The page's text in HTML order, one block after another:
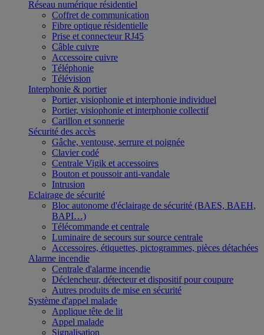
Réseau numérique résidentiel
Coffret de communication
Fibre optique résidentielle
Prise et connecteur RJ45
Câble cuivre
Accessoire cuivre
Téléphonie
Télévision
Interphonie & portier
Portier, visiophonie et interphonie individuel
Portier, visiophonie et interphonie collectif
Carillon et sonnerie
Sécurité des accès
Gâche, ventouse, serrure et poignée
Clavier codé
Centrale Vigik et accessoires
Bouton et poussoir anti-vandale
Intrusion
Eclairage de sécurité
Bloc autonome d'éclairage de sécurité (BAES, BAEH,
BAPI…)
Télécommande et centrale
Luminaire de secours sur source centrale
Accessoires, étiquettes, pictogrammes, pièces détachées
Alarme incendie
Centrale d'alarme incendie
Déclencheur, détecteur et dispositif pour coupure
Autres produits de mise en sécurité
Système d'appel malade
Applique tête de lit
Appel malade
Signalisation